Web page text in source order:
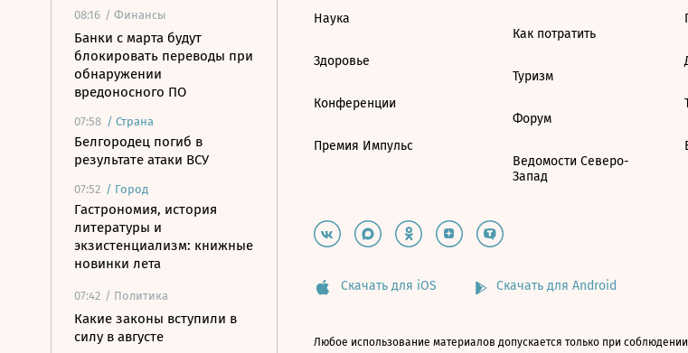
08:16 / Финансы
Банки с марта будут
блокировать переводы при
обнаружении
вредоносного ПО
07:58 / Страна
Белгородец погиб в
результате атаки ВСУ
07:52 / Город
Гастрономия, история
литературы и
экзистенциализм: книжные
новинки лета
07:42 / Политика
Какие законы вступили в
силу в августе
Наука
Здоровье
Конференции
Премия Импульс
Как потратить
Туризм
Форум
Ведомости Северо-
Запад
Скачать для iOS Скачать для Android
Любое использование материалов допускается только при соблюдении